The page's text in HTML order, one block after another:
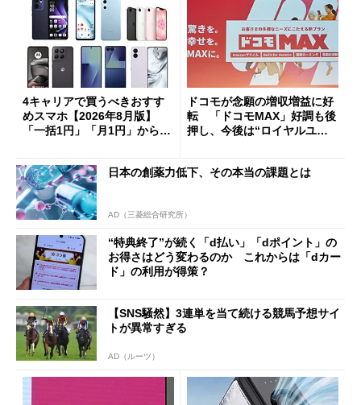
4キャリアで買うべきおすす
めスマホ【2026年8月版】
「一括1円」「月1円」からお
ドコモが念願の増収増益に好
転 「ドコモMAX」好調も後
押し、今後は“ロイヤルユー
日本の創薬力低下、その本当の課題とは
AD（三菱総合研究所）
“特典終了”が続く「d払い」「dポイント」の
お得さはどう変わるのか これからは「dカー
ド」の利用が得策？
【SNS騒然】3連単を当て続ける競馬予想サイ
トが異常すぎる
AD（ルーツ）